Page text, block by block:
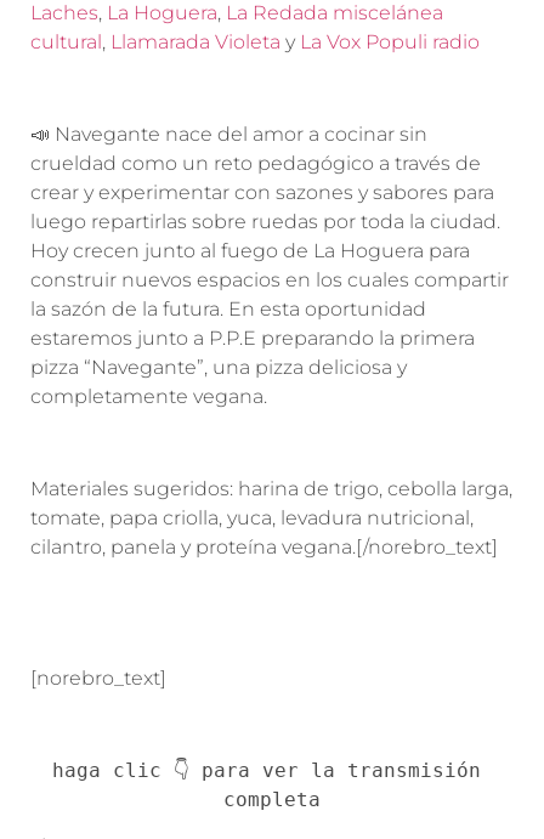
Laches, La Hoguera, La Redada miscelánea
cultural, Llamarada Violeta y La Vox Populi radio
📣 Navegante nace del amor a cocinar sin
crueldad como un reto pedagógico a través de
crear y experimentar con sazones y sabores para
luego repartirlas sobre ruedas por toda la ciudad.
Hoy crecen junto al fuego de La Hoguera para
construir nuevos espacios en los cuales compartir
la sazón de la futura. En esta oportunidad
estaremos junto a P.P.E preparando la primera
pizza “Navegante”, una pizza deliciosa y
completamente vegana.
Materiales sugeridos: harina de trigo, cebolla larga,
tomate, papa criolla, yuca, levadura nutricional,
cilantro, panela y proteína vegana.[/norebro_text]
[norebro_text]
haga clic 👇 para ver la transmisión
completa